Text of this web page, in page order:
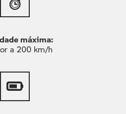
máxima:
a 200 km/h